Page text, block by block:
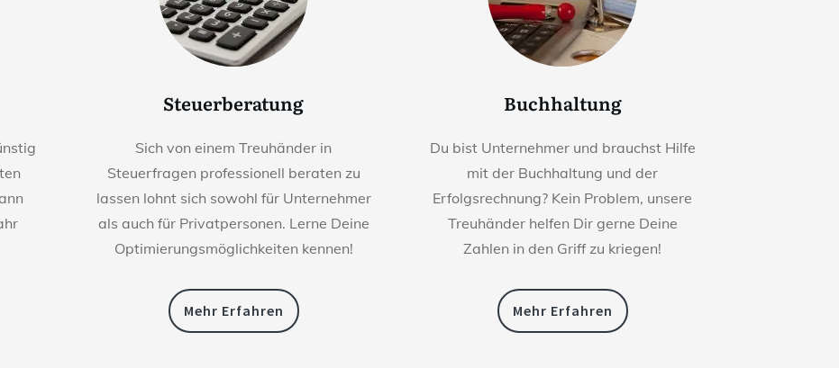
Steuerberatung
Sich von einem Treuhänder in
Steuerfragen professionell beraten zu
lassen lohnt sich sowohl für Unternehmer
als auch für Privatpersonen. Lerne Deine
Optimierungsmöglichkeiten kennen!
Mehr Erfahren
Buchhaltung
Du bist Unternehmer und brauchst Hilfe
mit der Buchhaltung und der
Erfolgsrechnung? Kein Problem, unsere
Treuhänder helfen Dir gerne Deine
Zahlen in den Griff zu kriegen!
Mehr Erfahren